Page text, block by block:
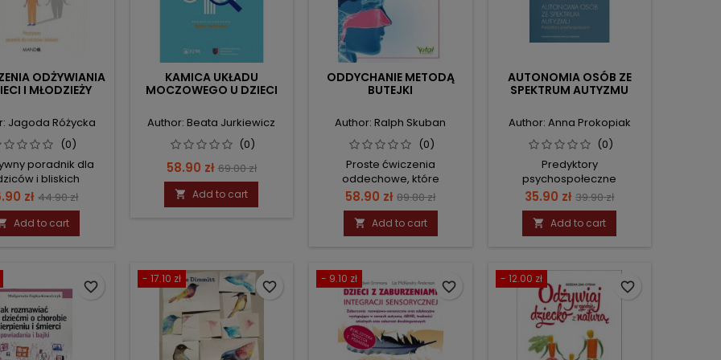
ODŻYWIANIA
I MŁODZIEŻY
Jagoda Różycka
(0)
poradnik dla
i bliskich
zł Regular
price
44.90 zł
Add to cart
KAMICA UKŁADU
MOCZOWEGO U DZIECI
Author: Beata Jurkiewicz
(0)
Price
58.90 zł Regular
price
69.00 zł
 Add to cart
ODDYCHANIE METODĄ
BUTEJKI
Author: Ralph Skuban
(0)
Proste ćwiczenia
oddechowe, które
wyeliminują głód tlenowy,
aktywują nerw błędny i
poprawią zdrowie
Price
58.90 zł Regular
price
89.80 zł
 Add to cart
AUTONOMIA OSÓB ZE
SPEKTRUM AUTYZMU
Author: Anna Prokopiak
(0)
Predyktory
psychospołeczne
Price
35.90 zł Regular
price
39.90 zł
 Add to cart
favorite_border
- 17.10 zł
favorite_border
- 9.10 zł
favorite_border
- 12.00 zł
favorite_border